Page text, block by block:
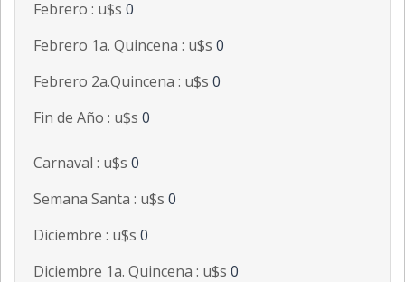
Febrero : u$s 0
Febrero 1a. Quincena : u$s 0
Febrero 2a.Quincena : u$s 0
Fin de Año : u$s 0
Carnaval : u$s 0
Semana Santa : u$s 0
Diciembre : u$s 0
Diciembre 1a. Quincena : u$s 0